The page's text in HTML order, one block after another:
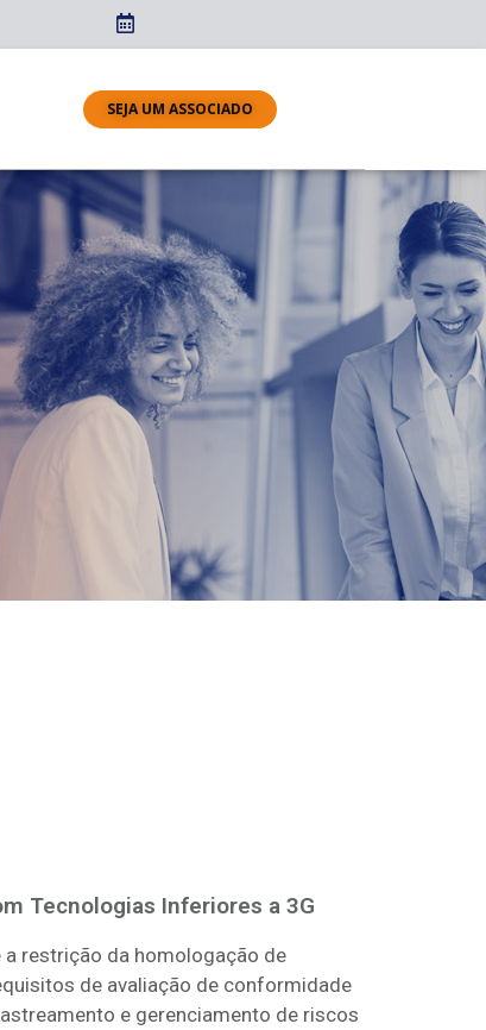
SEJA UM ASSOCIADO
Tecnologias Inferiores a 3G
a restrição da homologação de
de avaliação de conformidade
e gerenciamento de riscos